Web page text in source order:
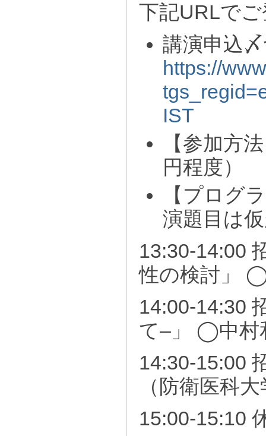
下記URLで
講演申込
https://
IST
【参加方
円程度）
【プログ
演題目は
13:30-14:00
性の検討」
14:00-14:30
て–」 ◯中村
14:30-15:00
（防衛医科
15:00-15:10